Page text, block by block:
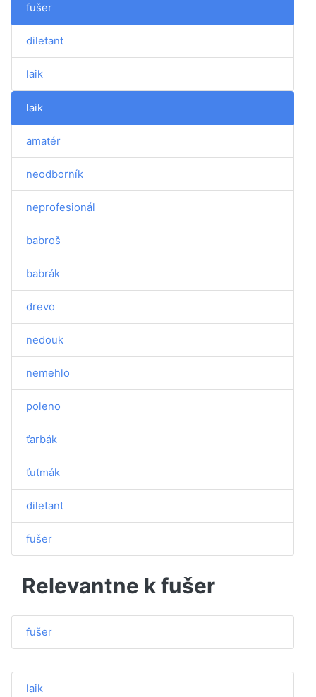
fušer
diletant
laik
laik
amatér
neodborník
neprofesionál
babroš
babrák
drevo
nedouk
nemehlo
poleno
ťarbák
ťuťmák
diletant
fušer
Relevantne k fušer
fušer
laik